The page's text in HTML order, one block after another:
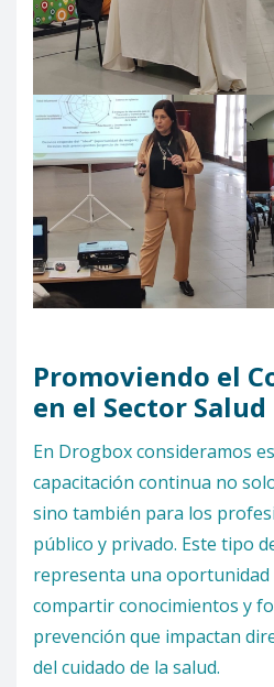
Promoviendo el
en el Sector Salud
En Drogbox consideramos
capacitación continua no
sino también para los
público y privado. Este tipo
representa una oportunidad
compartir conocimientos y
prevención que impactan
del cuidado de la salud.